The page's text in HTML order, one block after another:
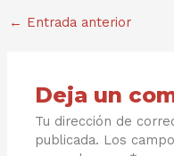
← Entrada anterior
Deja un
Tu dirección de
publicada. Los